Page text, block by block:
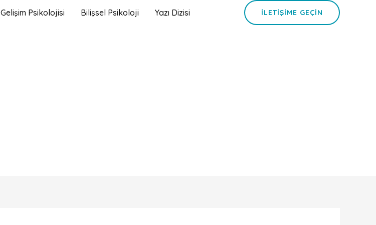
Gelişim Psikolojisi Bilişsel Psikoloji Yazı Dizisi İLETIŞIME GEÇIN